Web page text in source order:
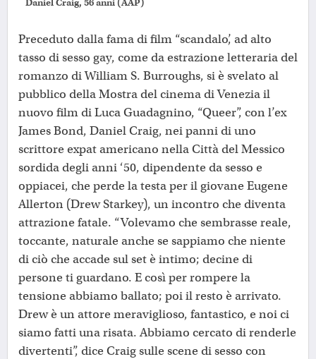
Preceduto dalla fama di film “scandalo’, ad alto
tasso di sesso gay, come da estrazione letteraria del
romanzo di William S. Burroughs, si è svelato al
pubblico della Mostra del cinema di Venezia il
nuovo film di Luca Guadagnino, “Queer”, con l’ex
James Bond, Daniel Craig, nei panni di uno
scrittore expat americano nella Città del Messico
sordida degli anni ‘50, dipendente da sesso e
oppiacei, che perde la testa per il giovane Eugene
Allerton (Drew Starkey), un incontro che diventa
attrazione fatale. “Volevamo che sembrasse reale,
toccante, naturale anche se sappiamo che niente
di ciò che accade sul set è intimo; decine di
persone ti guardano. E così per rompere la
tensione abbiamo ballato; poi il resto è arrivato.
Drew è un attore meraviglioso, fantastico, e noi ci
siamo fatti una risata. Abbiamo cercato di renderle
divertenti”, dice Craig sulle scene di sesso con